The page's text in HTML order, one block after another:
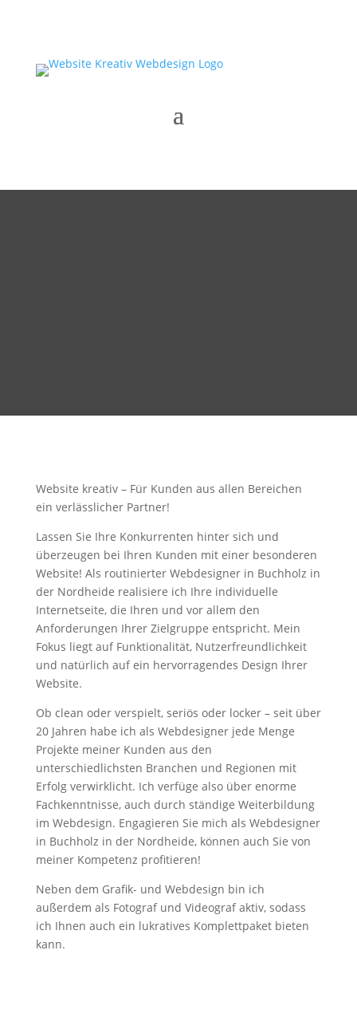
Website kreativ – Für Kunden aus allen Bereichen
ein verlässlicher Partner!
Lassen Sie Ihre Konkurrenten hinter sich und
überzeugen bei Ihren Kunden mit einer besonderen
Website! Als routinierter Webdesigner in Buchholz in
der Nordheide realisiere ich Ihre individuelle
Internetseite, die Ihren und vor allem den
Anforderungen Ihrer Zielgruppe entspricht. Mein
Fokus liegt auf Funktionalität, Nutzerfreundlichkeit
und natürlich auf ein hervorragendes Design Ihrer
Website.
Ob clean oder verspielt, seriös oder locker – seit über
20 Jahren habe ich als Webdesigner jede Menge
Projekte meiner Kunden aus den
unterschiedlichsten Branchen und Regionen mit
Erfolg verwirklicht. Ich verfüge also über enorme
Fachkenntnisse, auch durch ständige Weiterbildung
im Webdesign. Engagieren Sie mich als Webdesigner
in Buchholz in der Nordheide, können auch Sie von
meiner Kompetenz profitieren!
Neben dem Grafik- und Webdesign bin ich
außerdem als Fotograf und Videograf aktiv, sodass
ich Ihnen auch ein lukratives Komplettpaket bieten
kann.